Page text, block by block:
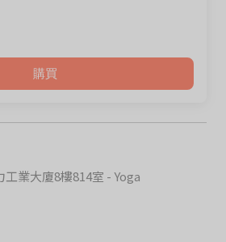
購買
業大廈8樓814室 - Yoga